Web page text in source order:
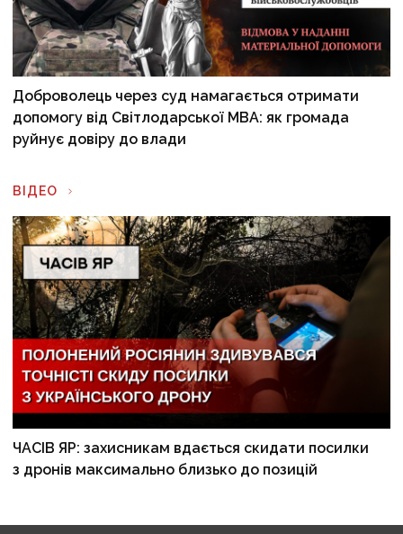
Доброволець через суд намагається отримати
допомогу від Світлодарської МВА: як громада
руйнує довіру до влади
ВІДЕО
ЧАСІВ ЯР: захисникам вдається скидати посилки
з дронів максимально близько до позицій